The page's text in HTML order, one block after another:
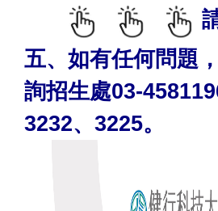
五、如有任何問題
詢招生處03-
3232、3225。